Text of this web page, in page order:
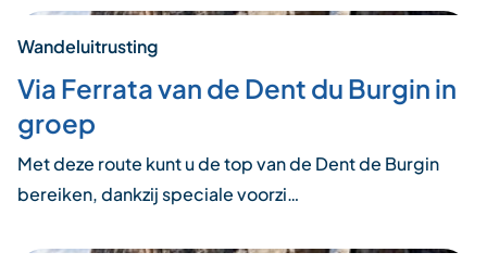
Wandeluitrusting
Via Ferrata van de Dent du Burgin in
groep
Met deze route kunt u de top van de Dent de Burgin
bereiken, dankzij speciale voorzi…